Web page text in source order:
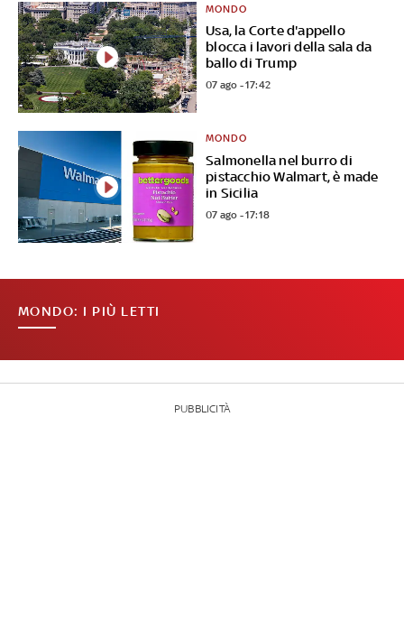
Usa, la Corte d'appello
blocca i lavori della sala da
ballo di Trump
MONDO
07 ago - 17:42
Salmonella nel burro di
pistacchio Walmart, è made
in Sicilia
MONDO
07 ago - 17:18
MONDO: I PIÙ LETTI
PUBBLICITÀ